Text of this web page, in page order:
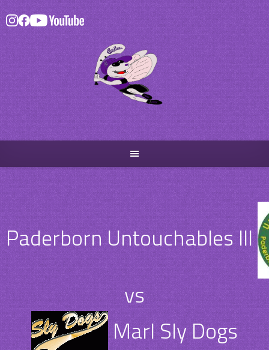
Skip
to
content
Paderborn Untouchables III
vs
Marl Sly Dogs